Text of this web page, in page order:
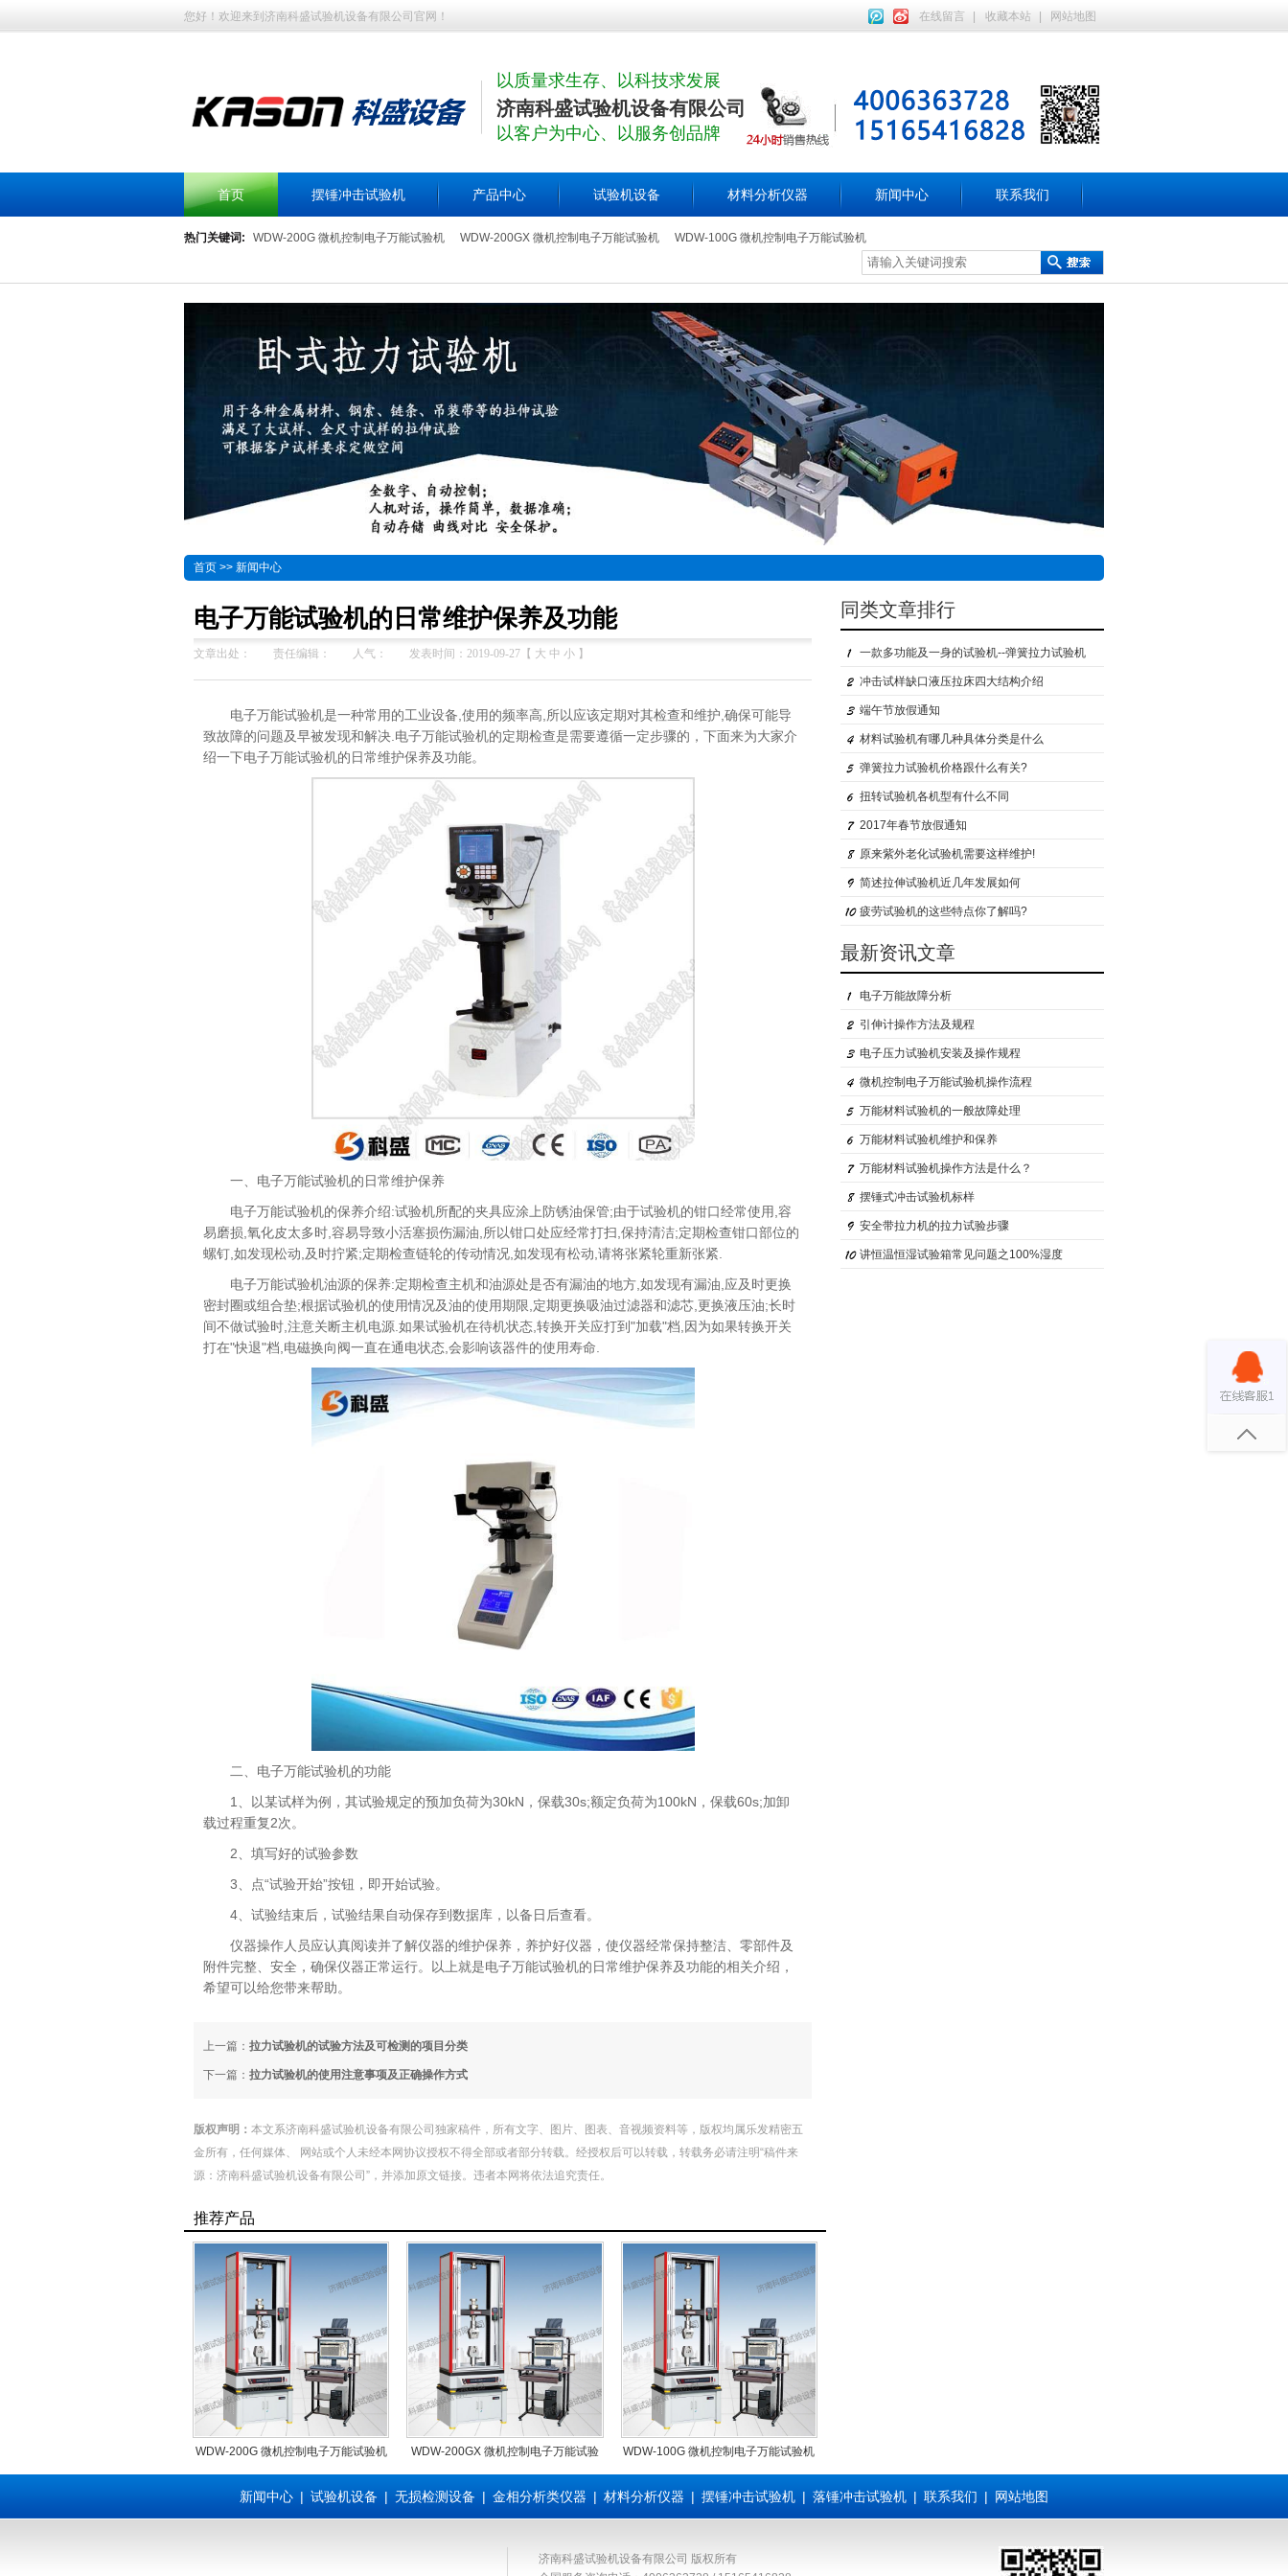
您好！欢迎来到济南科盛试验机设备有限公司官网！ 在线留言 收藏本站 网站地图
以质量求生存、以科技求发展
济南科盛试验机设备有限公司
以客户为中心、以服务创品牌
首页 摆锤冲击试验机 产品中心 试验机设备 材料分析仪器 新闻中心 联系我们
热门关键词: WDW-200G 微机控制电子万能试验机 WDW-200GX 微机控制电子万能试验机 WDW-100G 微机控制电子万能试验机
首页 >> 新闻中心
同类文章排行
一款多功能及一身的试验机--弹簧拉力试验机
冲击试样缺口液压拉床四大结构介绍
端午节放假通知
材料试验机有哪几种具体分类是什么
弹簧拉力试验机价格跟什么有关?
扭转试验机各机型有什么不同
2017年春节放假通知
原来紫外老化试验机需要这样维护!
简述拉伸试验机近几年发展如何
疲劳试验机的这些特点你了解吗?
最新资讯文章
电子万能故障分析
引伸计操作方法及规程
电子压力试验机安装及操作规程
微机控制电子万能试验机操作流程
万能材料试验机的一般故障处理
万能材料试验机维护和保养
万能材料试验机操作方法是什么？
摆锤式冲击试验机标样
安全带拉力机的拉力试验步骤
讲恒温恒湿试验箱常见问题之100%湿度
电子万能试验机的日常维护保养及功能
文章出处： 责任编辑： 人气： 发表时间：2019-09-27【 大 中 小 】
电子万能试验机是一种常用的工业设备,使用的频率高,所以应该定期对其检查和维护,确保可能导
致故障的问题及早被发现和解决.电子万能试验机的定期检查是需要遵循一定步骤的，下面来为大家介
绍一下电子万能试验机的日常维护保养及功能。
一、电子万能试验机的日常维护保养
电子万能试验机的保养介绍:试验机所配的夹具应涂上防锈油保管;由于试验机的钳口经常使用,容
易磨损,氧化皮太多时,容易导致小活塞损伤漏油,所以钳口处应经常打扫,保持清洁;定期检查钳口部位的
螺钉,如发现松动,及时拧紧;定期检查链轮的传动情况,如发现有松动,请将张紧轮重新张紧.
电子万能试验机油源的保养:定期检查主机和油源处是否有漏油的地方,如发现有漏油,应及时更换
密封圈或组合垫;根据试验机的使用情况及油的使用期限,定期更换吸油过滤器和滤芯,更换液压油;长时
间不做试验时,注意关断主机电源.如果试验机在待机状态,转换开关应打到"加载"档,因为如果转换开关
打在"快退"档,电磁换向阀一直在通电状态,会影响该器件的使用寿命.
二、电子万能试验机的功能
1、以某试样为例，其试验规定的预加负荷为30kN，保载30s;额定负荷为100kN，保载60s;加卸
载过程重复2次。
2、填写好的试验参数
3、点“试验开始”按钮，即开始试验。
4、试验结束后，试验结果自动保存到数据库，以备日后查看。
仪器操作人员应认真阅读并了解仪器的维护保养，养护好仪器，使仪器经常保持整洁、零部件及
附件完整、安全，确保仪器正常运行。以上就是电子万能试验机的日常维护保养及功能的相关介绍，
希望可以给您带来帮助。
上一篇： 拉力试验机的试验方法及可检测的项目分类
下一篇： 拉力试验机的使用注意事项及正确操作方式
版权声明： 本文系济南科盛试验机设备有限公司独家稿件，所有文字、图片、图表、音视频资料等，版权均属乐发精密五
金所有，任何媒体、 网站或个人未经本网协议授权不得全部或者部分转载。经授权后可以转载，转载务必请注明“稿件来
源：济南科盛试验机设备有限公司”，并添加原文链接。违者本网将依法追究责任。
推荐产品
WDW-200G 微机控制电子万能试验机
WDW-200GX 微机控制电子万能试验
WDW-100G 微机控制电子万能试验机
新闻中心 | 试验机设备 | 无损检测设备 | 金相分析类仪器 | 材料分析仪器 | 摆锤冲击试验机 | 落锤冲击试验机 | 联系我们 | 网站地图
济南科盛试验机设备有限公司 版权所有